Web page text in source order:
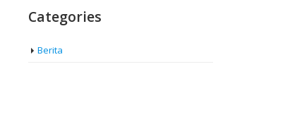
Categories
Berita